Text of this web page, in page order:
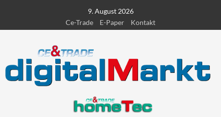
content
9. August 2026
Ce-Trade
E-Paper Kontakt